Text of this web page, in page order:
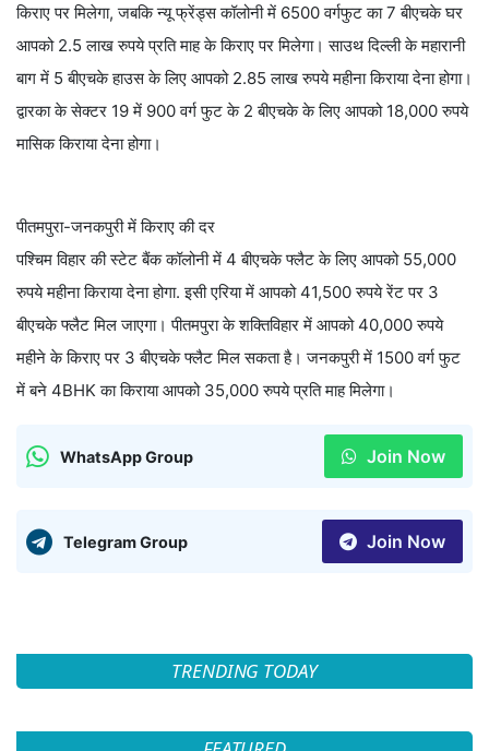
किराए पर मिलेगा, जबकि न्यू फ्रेंड्स कॉलोनी में 6500 वर्गफुट का 7 बीएचके घर
आपको 2.5 लाख रुपये प्रति माह के किराए पर मिलेगा। साउथ दिल्ली के महारानी
बाग में 5 बीएचके हाउस के लिए आपको 2.85 लाख रुपये महीना किराया देना होगा।
द्वारका के सेक्टर 19 में 900 वर्ग फुट के 2 बीएचके के लिए आपको 18,000 रुपये
मासिक किराया देना होगा।
पीतमपुरा-जनकपुरी में किराए की दर
पश्चिम विहार की स्टेट बैंक कॉलोनी में 4 बीएचके फ्लैट के लिए आपको 55,000
रुपये महीना किराया देना होगा. इसी एरिया में आपको 41,500 रुपये रेंट पर 3
बीएचके फ्लैट मिल जाएगा। पीतमपुरा के शक्तिविहार में आपको 40,000 रुपये
महीने के किराए पर 3 बीएचके फ्लैट मिल सकता है। जनकपुरी में 1500 वर्ग फुट
में बने 4BHK का किराया आपको 35,000 रुपये प्रति माह मिलेगा।
WhatsApp Group Join Now
Telegram Group Join Now
TRENDING TODAY